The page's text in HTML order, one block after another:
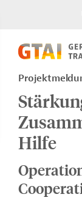
Hilfe